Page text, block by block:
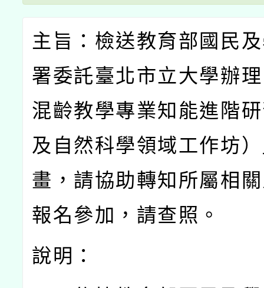
主旨：檢送教育部國民
署委託臺北市立大學辦
混齡教學專業知能進階
及自然科學領域工作坊
畫，請協助轉知所屬相
報名參加，請查照。
說明：